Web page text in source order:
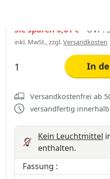
Sie sparen 0,01 € UVP:
inkl. MwSt., zzgl.Versandkosten
In
Versandkostenfrei ab
versandfertig
Kein Leuchtmittel
enthalten.
Fassung :